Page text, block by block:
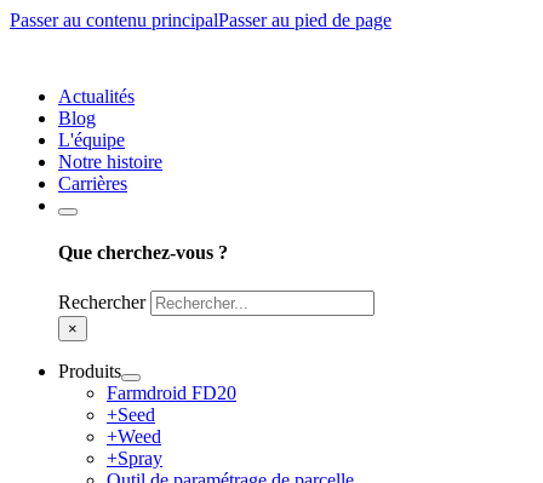
Passer au contenu principalPasser au pied de page
Actualités
Blog
L'équipe
Notre histoire
Carrières
Que cherchez-vous ?
Rechercher
×
Produits
Farmdroid FD20
+Seed
+Weed
+Spray